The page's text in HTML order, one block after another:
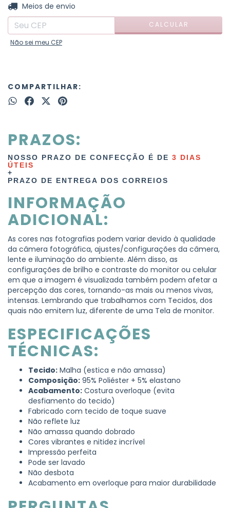
Entregas para o CEP:
Meios de envio
CALCULAR
Não sei meu CEP
COMPARTILHAR:
PRAZOS:
NOSSO PRAZO DE CONFECÇÃO É DE 3 DIAS
ÚTEIS
+
PRAZO DE ENTREGA DOS CORREIOS
INFORMAÇÃO
ADICIONAL:
As cores nas fotografias podem variar devido à qualidade
da câmera fotográfica, ajustes/configurações da câmera,
lente e iluminação do ambiente. Além disso, as
configurações de brilho e contraste do monitor ou celular
em que a imagem é visualizada também podem afetar a
percepção das cores, tornando-as mais ou menos vivas,
intensas. Lembrando que trabalhamos com Tecidos, dos
quais não emitem luz, diferente de uma Tela de monitor.
ESPECIFICAÇÕES
TÉCNICAS:
Tecido: Malha (estica e não amassa)
Composição: 95% Poliéster + 5% elastano
Acabamento: Costura overloque (evita
desfiamento do tecido)
Fabricado com tecido de toque suave
Não reflete luz
Não amassa quando dobrado
Cores vibrantes e nitidez incrível
Impressão perfeita
Pode ser lavado
Não desbota
Acabamento em overloque para maior durabilidade